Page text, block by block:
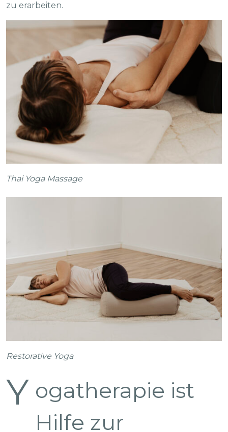
zu erarbeiten.
Thai Yoga Massage
Restorative Yoga
Y ogatherapie ist
Hilfe zur